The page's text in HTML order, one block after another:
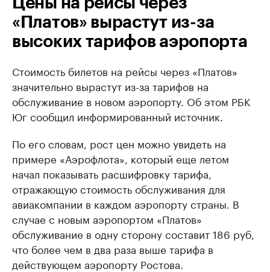
«Платов» вырастут из-за
высоких тарифов аэропорта
Стоимость билетов на рейсы через «Платов»
значительно вырастут из-за тарифов на
обслуживание в новом аэропорту. Об этом РБК
Юг сообщил информированный источник.
По его словам, рост цен можно увидеть на
примере «Аэрофлота», который еще летом
начал показывать расшифровку тарифа,
отражающую стоимость обслуживания для
авиакомпании в каждом аэропорту страны. В
случае с новым аэропортом «Платов»
обслуживание в одну сторону составит 186 руб,
что более чем в два раза выше тарифа в
действующем аэропорту Ростова.